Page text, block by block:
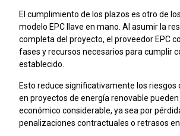
El cumplimiento de los plazos es otro de
modelo EPC llave en mano. Al asumir la
completa del proyecto, el proveedor EPC
fases y recursos necesarios para cumplir
establecido.
Esto reduce significativamente los riesgos
en proyectos de energía renovable
económico considerable, ya sea por
penalizaciones contractuales o retrasos en